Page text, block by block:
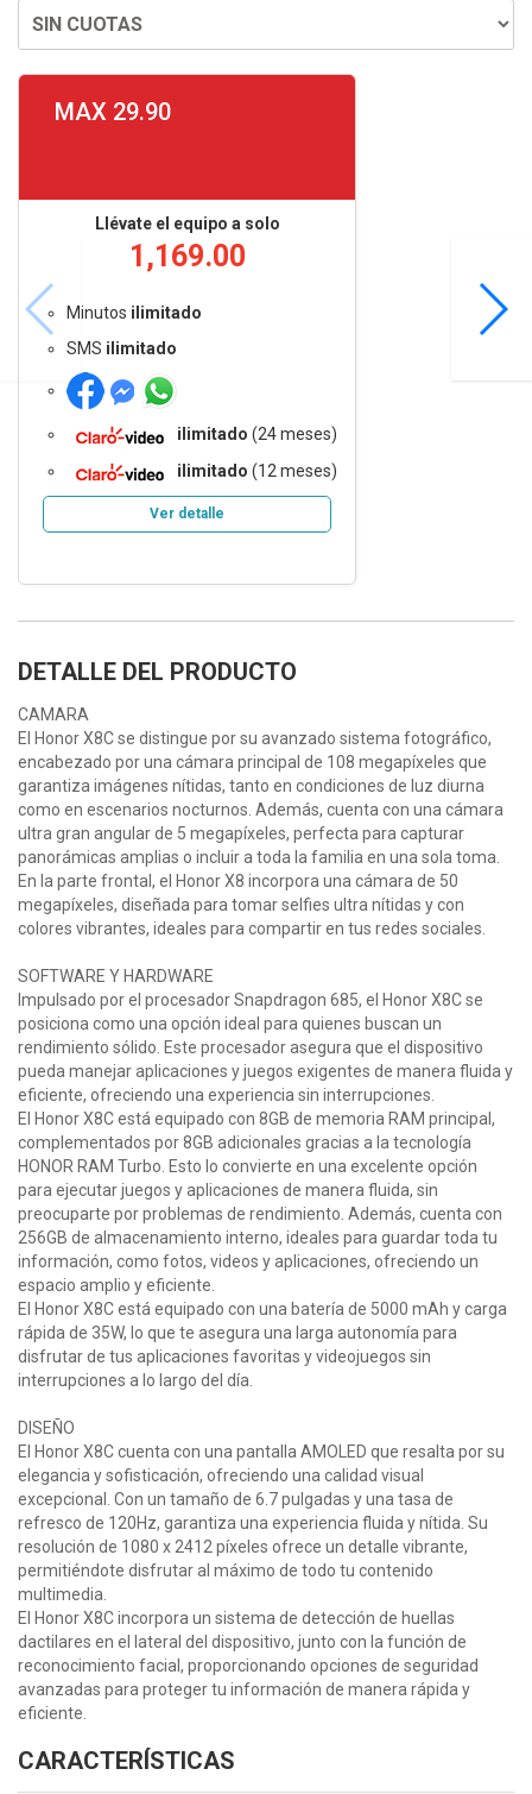
MAX 29.90
Llévate el equipo a solo
1,169.00
Minutos ilimitado
SMS ilimitado
ilimitado (24 meses)
ilimitado (12 meses)
Ver detalle
DETALLE DEL PRODUCTO
CAMARA
El Honor X8C se distingue por su avanzado sistema fotográfico,
encabezado por una cámara principal de 108 megapíxeles que
garantiza imágenes nítidas, tanto en condiciones de luz diurna
como en escenarios nocturnos. Además, cuenta con una cámara
ultra gran angular de 5 megapíxeles, perfecta para capturar
panorámicas amplias o incluir a toda la familia en una sola toma.
En la parte frontal, el Honor X8 incorpora una cámara de 50
megapíxeles, diseñada para tomar selfies ultra nítidas y con
colores vibrantes, ideales para compartir en tus redes sociales.
SOFTWARE Y HARDWARE
Impulsado por el procesador Snapdragon 685, el Honor X8C se
posiciona como una opción ideal para quienes buscan un
rendimiento sólido. Este procesador asegura que el dispositivo
pueda manejar aplicaciones y juegos exigentes de manera fluida y
eficiente, ofreciendo una experiencia sin interrupciones.
El Honor X8C está equipado con 8GB de memoria RAM principal,
complementados por 8GB adicionales gracias a la tecnología
HONOR RAM Turbo. Esto lo convierte en una excelente opción
para ejecutar juegos y aplicaciones de manera fluida, sin
preocuparte por problemas de rendimiento. Además, cuenta con
256GB de almacenamiento interno, ideales para guardar toda tu
información, como fotos, videos y aplicaciones, ofreciendo un
espacio amplio y eficiente.
El Honor X8C está equipado con una batería de 5000 mAh y carga
rápida de 35W, lo que te asegura una larga autonomía para
disfrutar de tus aplicaciones favoritas y videojuegos sin
interrupciones a lo largo del día.
DISEÑO
El Honor X8C cuenta con una pantalla AMOLED que resalta por su
elegancia y sofisticación, ofreciendo una calidad visual
excepcional. Con un tamaño de 6.7 pulgadas y una tasa de
refresco de 120Hz, garantiza una experiencia fluida y nítida. Su
resolución de 1080 x 2412 píxeles ofrece un detalle vibrante,
permitiéndote disfrutar al máximo de todo tu contenido
multimedia.
El Honor X8C incorpora un sistema de detección de huellas
dactilares en el lateral del dispositivo, junto con la función de
reconocimiento facial, proporcionando opciones de seguridad
avanzadas para proteger tu información de manera rápida y
eficiente.
CARACTERÍSTICAS